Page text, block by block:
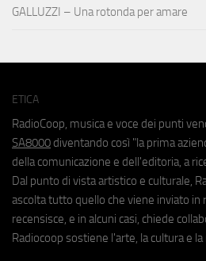
GALLUZZI – Una rotonda per amare
ETICA
RadioCoop, musica e voce dei punti
SA8000 diventando così "la prima
della comunicazione e dell'editoria, a
Dal punto di vista artistico e culturale,
ascolta tutto quello che viene inviato in
recensisce, e in alcuni casi, chiede
Radiocoop sostiene l'arte, la cultura e